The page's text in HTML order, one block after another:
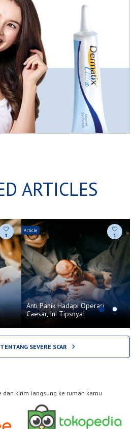
ARTICLES
1
Anti Panik Hadapi Operasi
Caesar, Ini Tipsnya!
Article
1
SEVERE SCAR
dan kirim langsung ke rumah kamu